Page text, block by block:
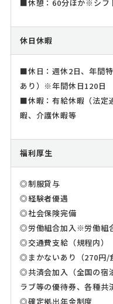
■休憩：60分ほか※シフ
休日休暇
■休日：週休2日、年間
あり）※年間休日120日
■休暇：有給休暇（法定
暇、介護休暇等
福利厚生
◎制服貸与
◎経験者優遇
◎社会保険完備
◎労働組合加入※労働組
◎交通費支給（規程内）
◎まかないあり（270円/
◎共済会加入（全国の宿
ラブ等の優待券、各種共
◎確定拠出年金制度